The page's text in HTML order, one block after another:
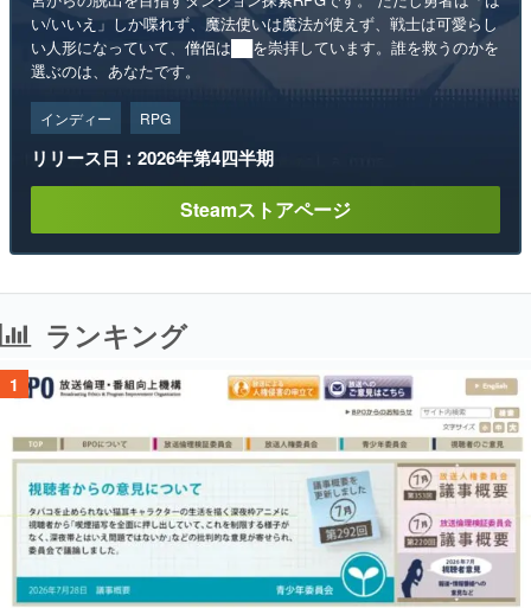
い/いいえ」しか喋れず、魔法使いは魔法が使えず、戦士は可愛らし
い人形になっていて、僧侶は██を崇拝しています。誰を救うのかを
選ぶのは、あなたです。
インディー RPG
リリース日：2026年第4四半期
Steamストアページ
ランキング
1